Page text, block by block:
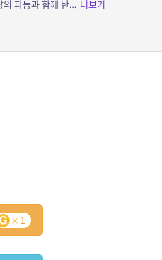
소개: 비기닝 – 사랑하는 피앙세의 죽음을 앞두고 순간이동 기술력을 이용하여 살려낸다. 순간이동은 사랑의 파동과 함께 탄생했다. 까칠한 남자편 – 순간이동 동체 운영... 더보기
1